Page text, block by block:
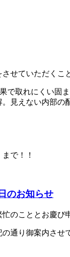
せていただくこ
で取れにくい固
見えない内部
まで！！
のお知らせ
のこととお慶び
通り御案内さ